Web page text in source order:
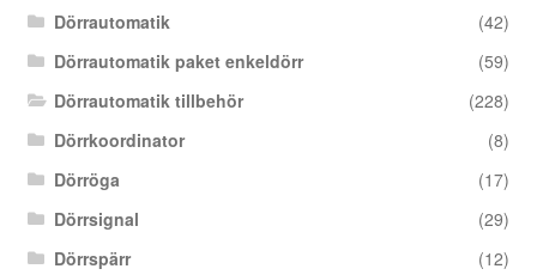
Dörrautomatik
(42)
Dörrautomatik paket enkeldörr
(59)
Dörrautomatik tillbehör
(228)
Dörrkoordinator
(8)
Dörröga
(17)
Dörrsignal
(29)
Dörrspärr
(12)